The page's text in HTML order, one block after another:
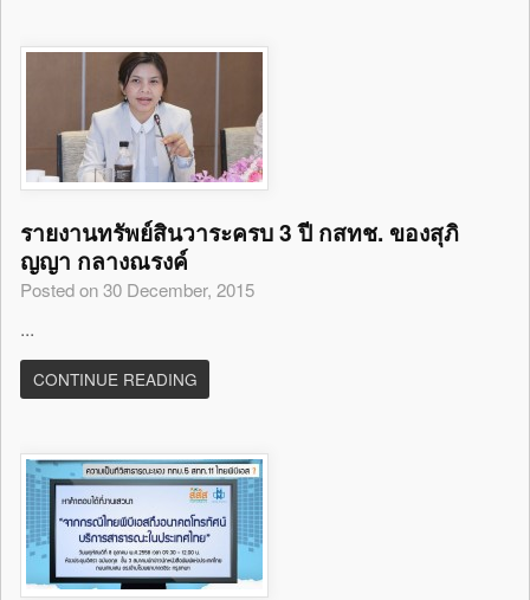
รายงานทรัพย์สินวาระครบ 3 ปี กสทช. ของสุภิ
ญญา กลางณรงค์
Posted on 30 December, 2015
...
CONTINUE READING